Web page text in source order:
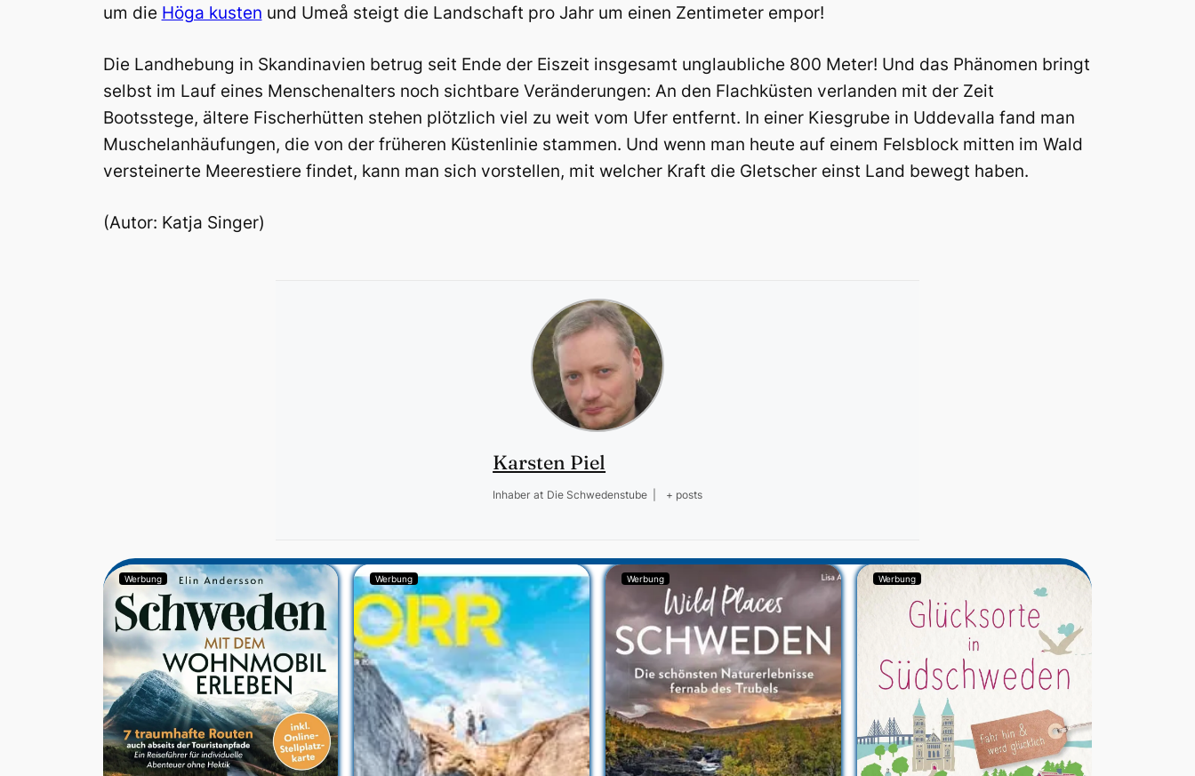
um die Höga kusten und Umeå steigt die Landschaft pro Jahr um einen Zentimeter empor!
Die Landhebung in Skandinavien betrug seit Ende der Eiszeit insgesamt unglaubliche 800 Meter! Und das Phänomen bringt
selbst im Lauf eines Menschenalters noch sichtbare Veränderungen: An den Flachküsten verlanden mit der Zeit
Bootsstege, ältere Fischerhütten stehen plötzlich viel zu weit vom Ufer entfernt. In einer Kiesgrube in Uddevalla fand man
Muschelanhäufungen, die von der früheren Küstenlinie stammen. Und wenn man heute auf einem Felsblock mitten im Wald
versteinerte Meerestiere findet, kann man sich vorstellen, mit welcher Kraft die Gletscher einst Land bewegt haben.
(Autor: Katja Singer)
Karsten Piel
Inhaber at Die Schwedenstube + posts
Werbung Werbung Werbung Werbung